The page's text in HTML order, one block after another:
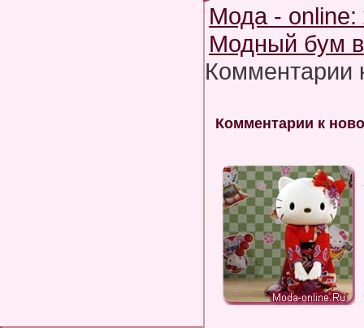
Мода - online:
Модный бум
Комментарии
Комментарии к